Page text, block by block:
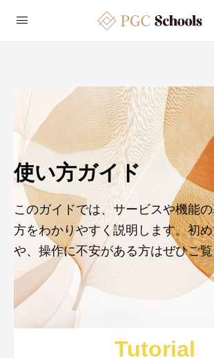
使い方ガイド
このガイドでは、サービスや機能
方をわかりやすく説明します。初
や、操作に不安がある方はぜひご覧
Tutorial